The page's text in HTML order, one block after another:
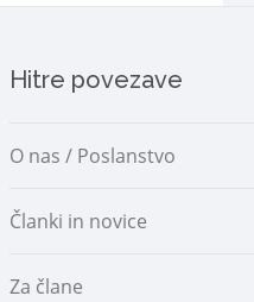
Hitre povezave
O nas / Poslanstvo
Članki in novice
Za člane